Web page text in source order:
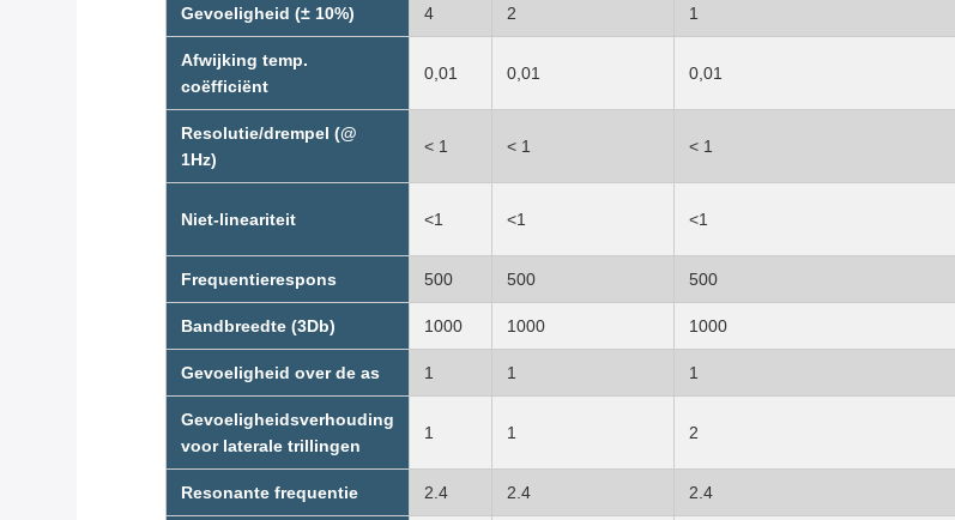
Gevoeligheid (± 10%) 4 2 1
Afwijking temp.
coëfficiënt
0,01 0,01 0,01
Resolutie/drempel (@
1Hz)
< 1 < 1 < 1
Niet-lineariteit <1 <1 <1
Frequentierespons 500 500 500
Bandbreedte (3Db) 1000 1000 1000
Gevoeligheid over de as 1 1 1
Gevoeligheidsverhouding
voor laterale trillingen
1 1 2
Resonante frequentie 2.4 2.4 2.4